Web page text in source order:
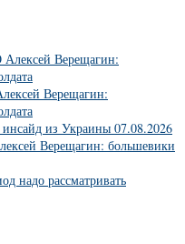
Верещагин:
Верещагин:
из Украины 07.08.2026
Верещагин: большевики
надо рассматривать